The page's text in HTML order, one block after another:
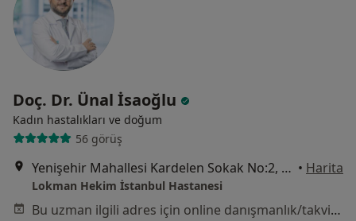
Doç. Dr. Ünal İsaoğlu
Kadın hastalıkları ve doğum
56 görüş
Yenişehir Mahallesi Kardelen Sokak No:2, Pendik • Harita
Lokman Hekim İstanbul Hastanesi
Bu uzman ilgili adres için online danışmanlık/takvim sunmuyor.